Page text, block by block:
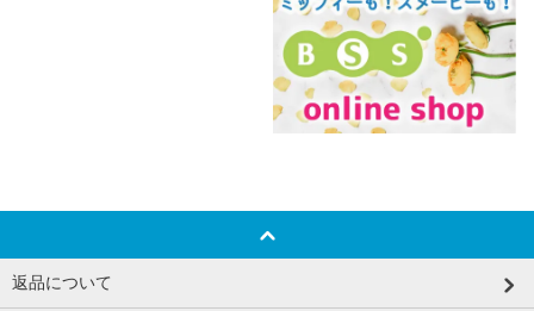
返品について